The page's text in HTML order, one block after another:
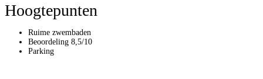
Hoogtepunten
Ruime zwembaden
Beoordeling 8,5/10
Parking